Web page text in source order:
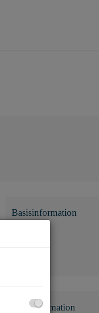
Basisinformation
Fläche
Preisinformation